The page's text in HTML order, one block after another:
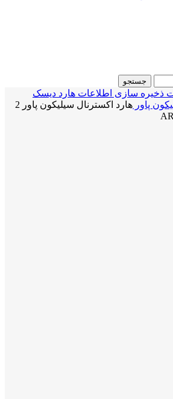
جستجو
ذخیره سازی اطلاعات هارد دیسک
پاور
هارد اکسترنال سیلیکون پاور 2